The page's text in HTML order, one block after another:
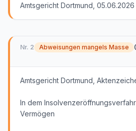
Amtsgericht Dortmund, 05.06.2026
Nr. 2 Abweisungen mangels Masse
Amtsgericht Dortmund,
In dem
Vermögen